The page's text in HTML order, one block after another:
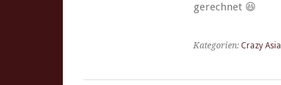
gerechnet 😆
Kategorien: Crazy Asia